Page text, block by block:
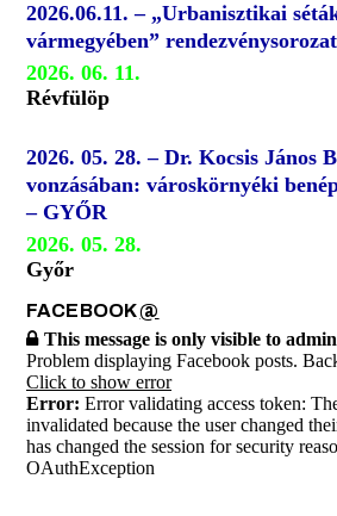
2026.06.11. – „Urbanisztikai
vármegyében”
2026. 06. 11.
Révfülöp
2026. 05. 28. – Dr. Kocsis János
vonzásában: városkörnyéki
– GYŐR
2026. 05. 28.
Győr
FACEBOOK@
This message is only visible to
Problem displaying Facebook posts.
Click to show error
Error: Error validating access token:
invalidated because the user changed
has changed the session for security
OAuthException